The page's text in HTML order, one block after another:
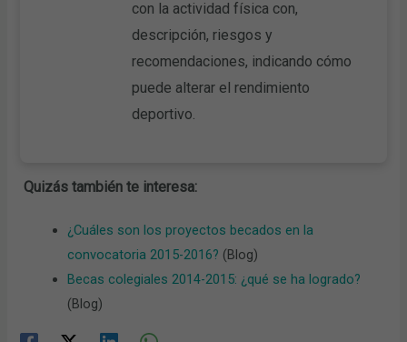
con la actividad física con,
descripción, riesgos y
recomendaciones, indicando cómo
puede alterar el rendimiento
deportivo.
Quizás también te interesa:
¿Cuáles son los proyectos becados en la
convocatoria 2015-2016? (Blog)
Becas colegiales 2014-2015: ¿qué se ha logrado?
(Blog)